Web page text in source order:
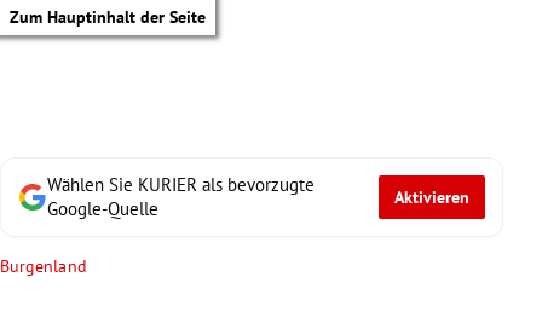
Zum Hauptinhalt der Seite
Wählen Sie KURIER als bevorzugte
Google-Quelle
Aktivieren
Burgenland